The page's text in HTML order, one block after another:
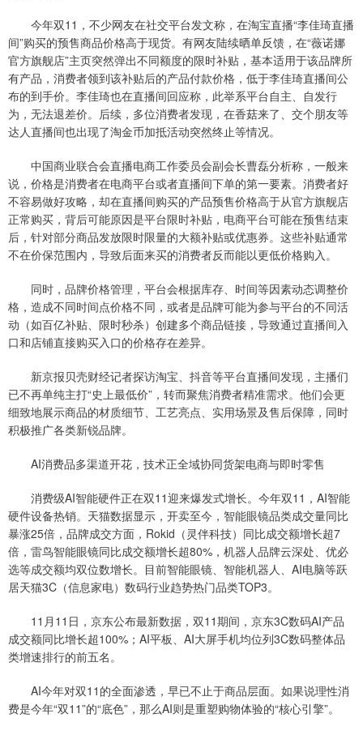
今年双11，不少网友在社交平台发文称，在淘宝直播“李佳琦直播
间”购买的预售商品价格高于现货。有网友陆续晒单反馈，在“薇诺娜
官方旗舰店”主页突然弹出不同额度的限时补贴，基本适用于该品牌所
有产品，消费者领到该补贴后的产品付款价格，低于李佳琦直播间公
布的到手价。李佳琦也在直播间回应称，此举系平台自主、自发行
为，无法退差价。后续，多位消费者发现，在香菇来了、交个朋友等
达人直播间也出现了淘金币加抵活动突然终止等情况。
中国商业联合会直播电商工作委员会副会长曹磊分析称，一般来
说，价格是消费者在电商平台或者直播间下单的第一要素。消费者好
不容易做好攻略，却在直播间购买的产品预售价格高于从官方旗舰店
正常购买，背后可能原因是平台限时补贴，电商平台可能在预售结束
后，针对部分商品发放限时限量的大额补贴或优惠券。这些补贴通常
不在价保范围内，导致后面来买的消费者反而能以更低价格购入。
同时，品牌价格管理，平台会根据库存、时间等因素动态调整价
格，造成不同时间点价格不同，或者是品牌可能为参与平台的不同活
动（如百亿补贴、限时秒杀）创建多个商品链接，导致通过直播间入
口和店铺直接购买入口的价格存在差异。
新京报贝壳财经记者探访淘宝、抖音等平台直播间发现，主播们
已不再单纯主打“史上最低价”，转而聚焦消费者精准需求。他们会更
细致地展示商品的材质细节、工艺亮点、实用场景及售后保障，同时
积极推广各类新锐品牌。
AI消费品多渠道开花，技术正全域协同货架电商与即时零售
消费级AI智能硬件正在双11迎来爆发式增长。今年双11，AI智能
硬件设备热销。天猫数据显示，开卖至今，智能眼镜品类成交量同比
暴涨25倍，品牌成交方面，Rokid（灵伴科技）同比成交额增长超7
倍，雷鸟智能眼镜同比成交额增长超80%，机器人品牌云深处、优必
选等成交额均双位数增长。目前智能眼镜、智能机器人、AI电脑等跃
居天猫3C（信息家电）数码行业趋势热门品类TOP3。
11月11日，京东公布最新数据，双11期间，京东3C数码AI产品
成交额同比增长超100%；AI平板、AI大屏手机均位列3C数码整体品
类增速排行的前五名。
AI今年对双11的全面渗透，早已不止于商品层面。如果说理性消
费是今年“双11”的“底色”，那么AI则是重塑购物体验的“核心引擎”。